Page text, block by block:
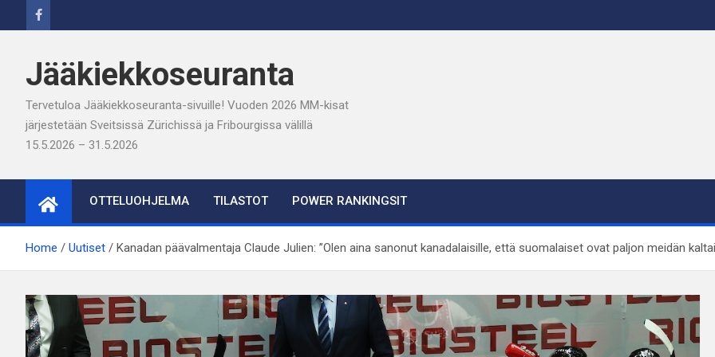
to
Jääkiekkoseuranta
Tervetuloa Jääkiekkoseuranta-sivuille! Vuoden 2026 MM-kisat
järjestetään Sveitsissä Zürichissä ja Fribourgissa välillä
15.5.2026 – 31.5.2026
OTTELUOHJELMA TILASTOT POWER RANKINGSIT
Home Uutiset Kanadan päävalmentaja Claude Julien: ”Olen aina sanonut kanadalaisille, että suomalaiset ovat paljon meidän